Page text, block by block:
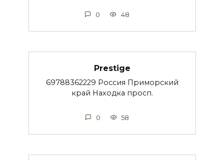
0 48
Prestige
69788362229 Россия Приморский
край Находка просп.
0 58